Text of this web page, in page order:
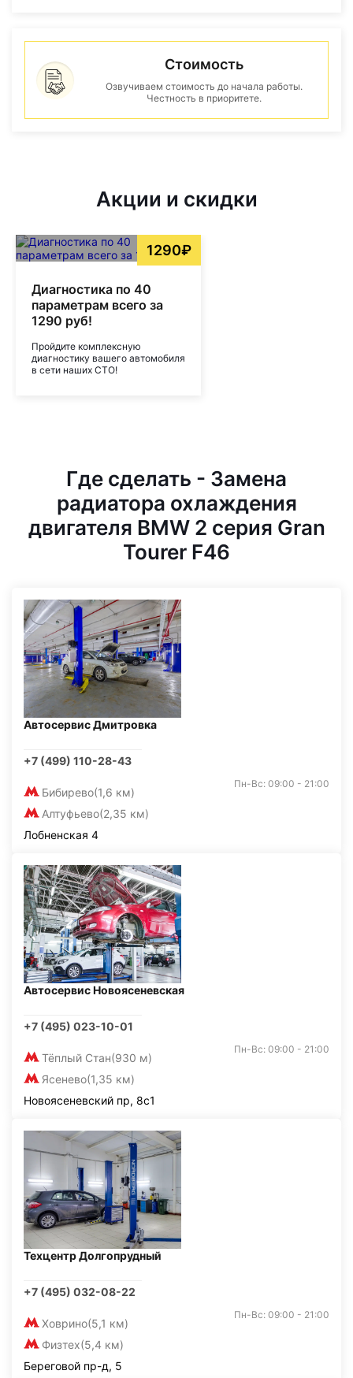
Стоимость
Озвучиваем стоимость до начала работы.
Честность в приоритете.
Акции и скидки
1290₽
Диагностика по 40
параметрам всего за
1290 руб!
Пройдите комплексную
диагностику вашего автомобиля
в сети наших СТО!
Где сделать - Замена
радиатора охлаждения
двигателя BMW 2 серия Gran
Tourer F46
Автосервис Дмитровка
+7 (499) 110-28-43
Бибирево(1,6 км)
Алтуфьево(2,35 км)
Пн-Вс: 09:00 - 21:00
Лобненская 4
Автосервис Новоясеневская
+7 (495) 023-10-01
Тёплый Стан(930 м)
Ясенево(1,35 км)
Пн-Вс: 09:00 - 21:00
Новоясеневский пр, 8с1
Техцентр Долгопрудный
+7 (495) 032-08-22
Ховрино(5,1 км)
Физтех(5,4 км)
Пн-Вс: 09:00 - 21:00
Береговой пр-д, 5